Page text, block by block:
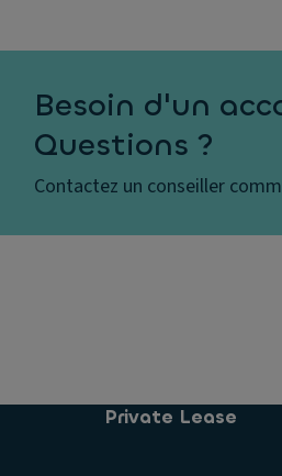
Besoin d'un
Questions ?
Contactez un conseiller
Private Lease